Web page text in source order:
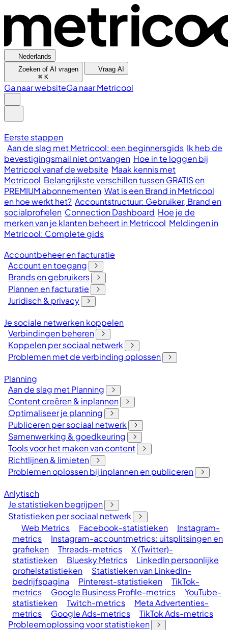
Nederlands
Zoeken of AI vragen
⌘ K
Vraag AI
Ga naar websiteGa naar Metricool
Eerste stappen
Aan de slag met Metricool: een beginnersgids Ik heb de
bevestigingsmail niet ontvangen Hoe in te loggen bij
Metricool vanaf de website Maak kennis met
Metricool Belangrijkste verschillen tussen GRATIS en
PREMIUM abonnementen Wat is een Brand in Metricool
en hoe werkt het? Accountstructuur: Gebruiker, Brand en
socialprofielen Connection Dashboard Hoe je de
merken van je klanten beheert in Metricool Meldingen in
Metricool: Complete gids
Accountbeheer en facturatie
Account en toegang
Brands en gebruikers
Plannen en facturatie
Juridisch & privacy
Je sociale netwerken koppelen
Verbindingen beheren
Koppelen per sociaal netwerk
Problemen met de verbinding oplossen
Planning
Aan de slag met Planning
Content creëren & inplannen
Optimaliseer je planning
Publiceren per sociaal netwerk
Samenwerking & goedkeuring
Tools voor het maken van content
Richtlijnen & limieten
Problemen oplossen bij inplannen en publiceren
Anlytisch
Je statistieken begrijpen
Statistieken per sociaal netwerk
Web Metrics
Facebook-statistieken
Instagram-
metrics
Instagram-accountmetrics: uitsplitsingen en
grafieken
Threads-metrics
X (Twitter)-
statistieken
Bluesky Metrics
LinkedIn persoonlijke
profielstatistieken
Statistieken van LinkedIn-
bedrijfspagina
Pinterest-statistieken
TikTok-
metrics
Google Business Profile-metrics
YouTube-
statistieken
Twitch-metrics
Meta Advertenties-
metrics
Google Ads-metrics
TikTok Ads-metrics
Probleemoplossing voor statistieken